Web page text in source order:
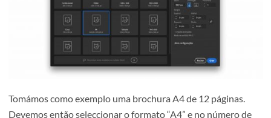
É possível, na fase de criação do documento, definir a
dimensão e número de pranchetas desejada. Para isso,
lado direito da janela “Novo Documento”, deverão ser
alterados os respectivos valores.